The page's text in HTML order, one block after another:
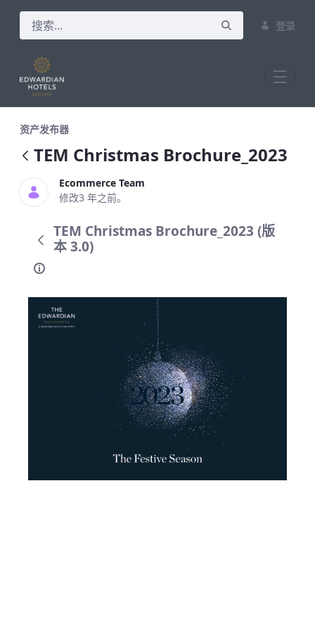
登录
资产发布器
TEM Christmas Brochure_2023
Ecommerce Team
修改3 年之前。
TEM Christmas Brochure_2023 (版
本 3.0)